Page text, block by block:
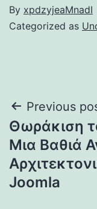
By xpdzyjeaMnadI
Categorized as
Post
Previous
Θωράκιση
Μια Βαθιά
Joomla